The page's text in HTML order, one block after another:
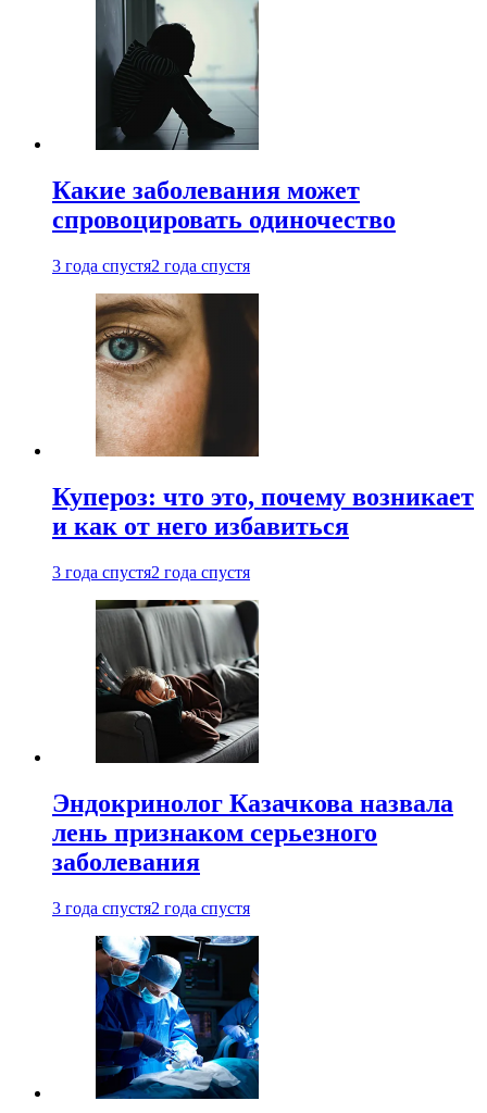
Какие заболевания может
спровоцировать одиночество
3 года спустя2 года спустя
Купероз: что это, почему возникает
и как от него избавиться
3 года спустя2 года спустя
Эндокринолог Казачкова назвала
лень признаком серьезного
заболевания
3 года спустя2 года спустя